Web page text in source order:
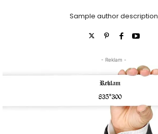
Sample author description
- Reklam -